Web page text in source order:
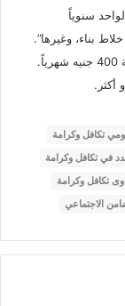
بناء، وغيرها”.
تكافل وكرامة
في تكافل وكرامة
تكافل وكرامة
الاجتماعي